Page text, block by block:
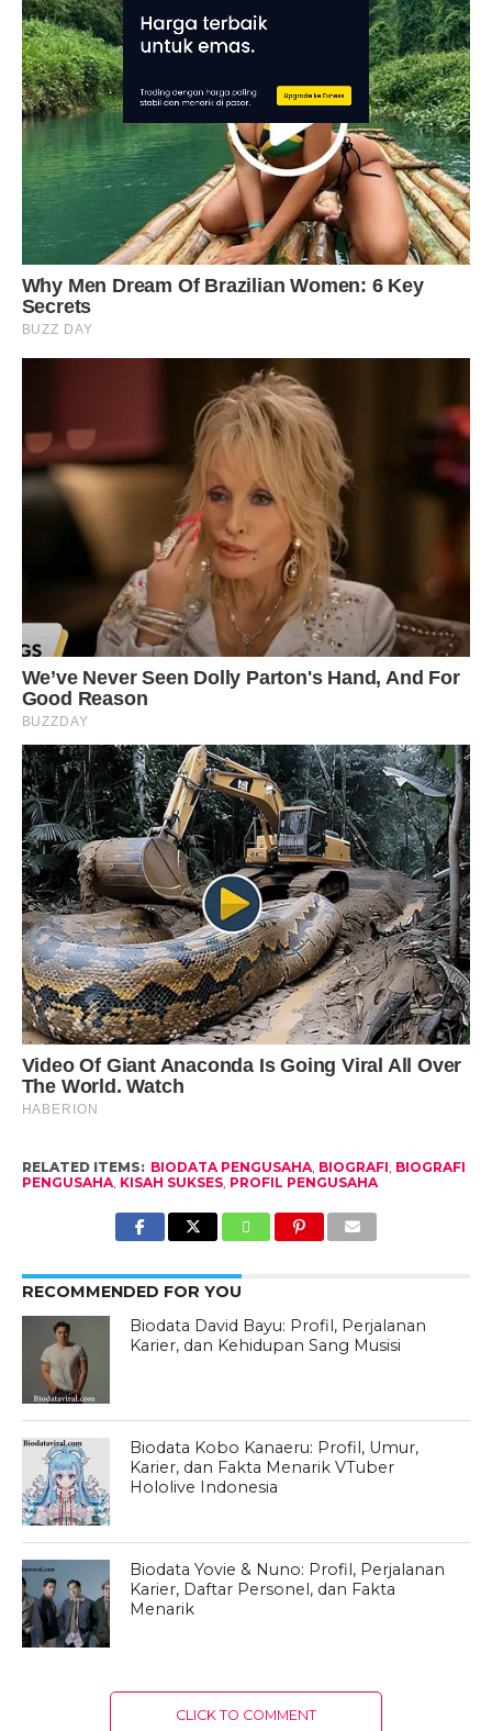
RELATED ITEMS: BIODATA PENGUSAHA, BIOGRAFI BIOGRAFI
PENGUSAHA, KISAH SUKSES, PROFIL PENGUSAHA
RECOMMENDED FOR YOU
Biodata David Bayu: Profil, Perjalanan
Karier, dan Kehidupan Sang Musisi
Biodata Kobo Kanaeru: Profil, Umur,
Karier, dan Fakta Menarik VTuber
Hololive Indonesia
Biodata Yovie & Nuno: Profil, Perjalanan
Karier, Daftar Personel, dan Fakta
Menarik
CLICK TO COMMENT